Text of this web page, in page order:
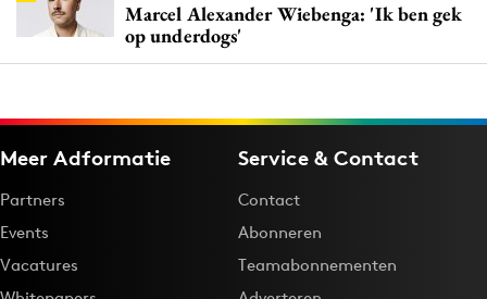
Marcel Alexander Wiebenga: 'Ik ben gek
op underdogs'
Meer Adformatie
Partners
Events
Vacatures
Service & Contact
Contact
Abonneren
Teamabonnementen